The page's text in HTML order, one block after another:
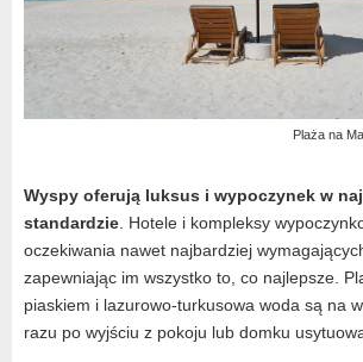
Plaża na
Wyspy oferują luksus i wypoczynek w
standardzie . Hotele i kompleksy
oczekiwania nawet najbardziej
zapewniając im wszystko to, co najlepsze.
piaskiem i lazurowo-turkusowa woda są na
razu po wyjściu z pokoju lub domku